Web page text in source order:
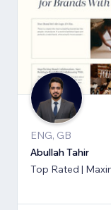
ENG, GB
Abullah Tahir
Top Rated |